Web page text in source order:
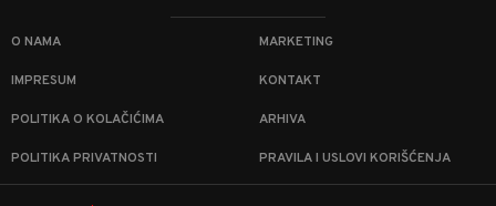
O NAMA MARKETING
IMPRESUM KONTAKT
POLITIKA O KOLAČIĆIMA ARHIVA
POLITIKA PRIVATNOSTI PRAVILA I USLOVI KORIŠĆENJA